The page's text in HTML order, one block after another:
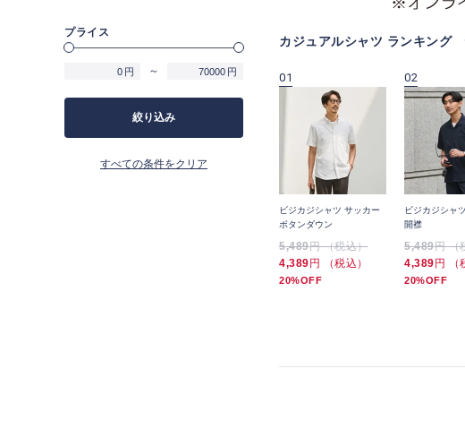
カジュアルシャツ ランキング
01
ビジカジシャツ サッカー
ボタンダウン
5,489円 （税込）
4,389 円 （税込）
20%OFF
02
ビジカジシャ
開襟
5,489円 （
4,389 円 （
20%OFF
プライス
円 ～ 円
絞り込み
すべての条件をクリア